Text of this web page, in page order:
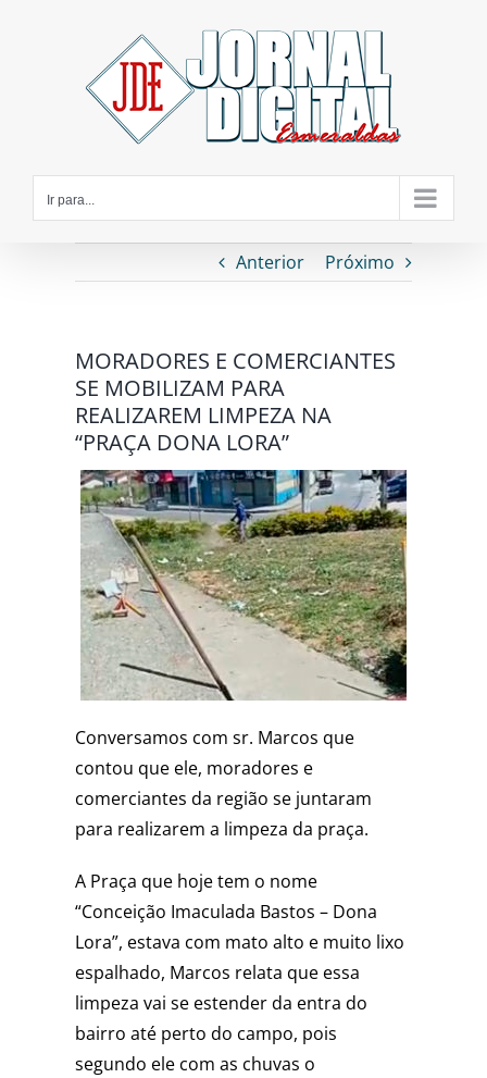
Ir para...
Anterior Próximo
MORADORES E COMERCIANTES
SE MOBILIZAM PARA
REALIZAREM LIMPEZA NA
“PRAÇA DONA LORA”
Conversamos com sr. Marcos que
contou que ele, moradores e
comerciantes da região se juntaram
para realizarem a limpeza da praça.
A Praça que hoje tem o nome
“Conceição Imaculada Bastos – Dona
Lora”, estava com mato alto e muito lixo
espalhado, Marcos relata que essa
limpeza vai se estender da entra do
bairro até perto do campo, pois
segundo ele com as chuvas o